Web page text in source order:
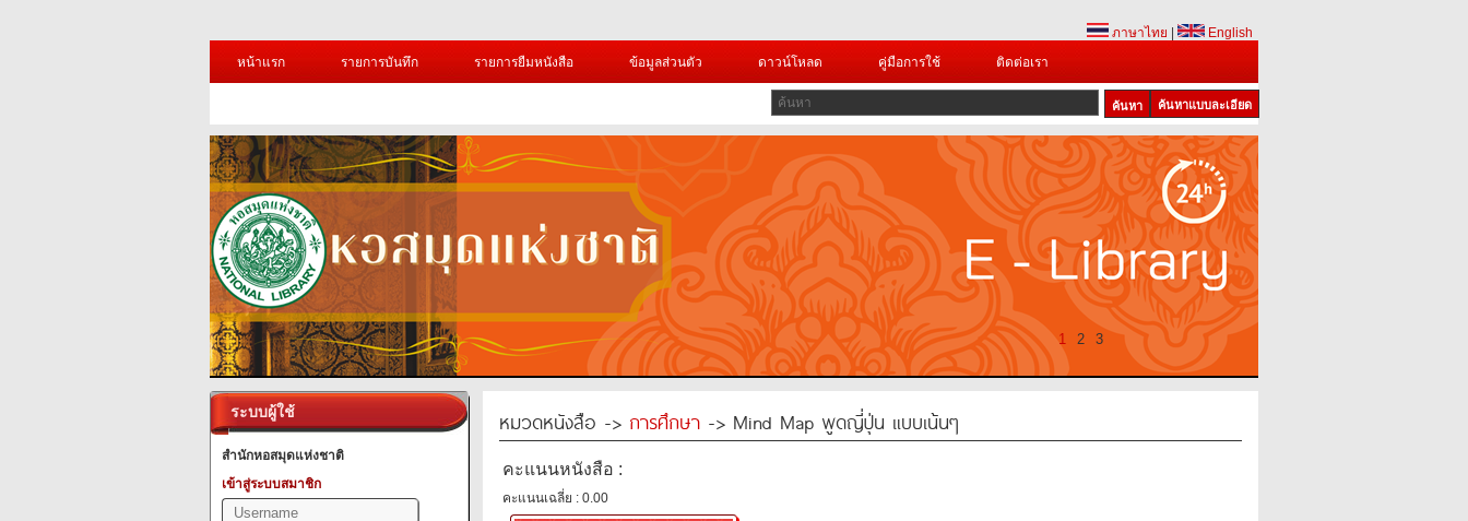
ภาษาไทย
English
หน้าแรก
รายการบันทึก รายการยืมหนังสือ ข้อมูลส่วนตัว ดาวน์โหลด คู่มือการใช้ ติดต่อเรา
ค้นหาแบบละเอียด
1 2 3
ระบบผู้ใช้
สำนักหอสมุดแห่งชาติ
เข้าสู่ระบบสมาชิก
หมวดหนังสือ -> การศึกษา -> Mind Map พูดญี่ปุ่น แบบเน้นๆ
คะแนนหนังสือ :
คะแนนเฉลี่ย : 0.00